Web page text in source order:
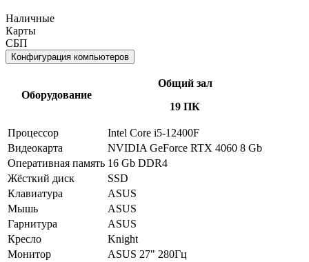
Наличные
Карты
СБП
Конфигурация компьютеров
Оборудование
Общий зал
19 ПК
Процессор
Intel Core i5-12400F
Видеокарта
NVIDIA GeForce RTX 4060 8 Gb
Оперативная память 16 Gb DDR4
Жёсткий диск
SSD
Клавиатура
ASUS
Мышь
ASUS
Гарнитура
ASUS
Кресло
Knight
Монитор
ASUS 27" 280Гц